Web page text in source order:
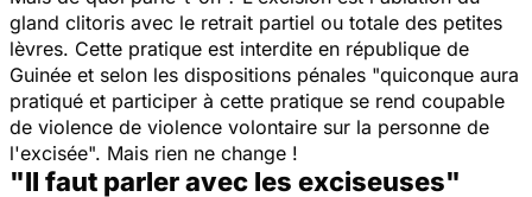
gland clitoris avec le retrait partiel ou totale des petites
lèvres. Cette pratique est interdite en république de
Guinée et selon les dispositions pénales "quiconque aura
pratiqué et participer à cette pratique se rend coupable
de violence de violence volontaire sur la personne de
l'excisée". Mais rien ne change !
"Il faut parler avec les exciseuses"